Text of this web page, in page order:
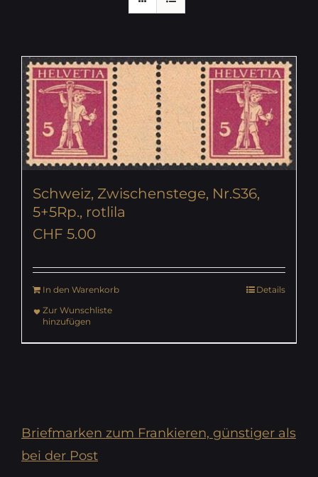
Schweiz, Zwischenstege, Nr.S36,
5+5Rp., rotlila
CHF 5.00
In den Warenkorb
Details
Zur Wunschliste
hinzufügen
Briefmarken zum Frankieren, günstiger als
bei der Post